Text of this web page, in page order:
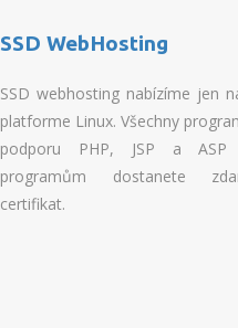
SSD WebHosting
SSD webhosting nabízíme jen
platforme Linux. Všechny
podporu PHP, JSP a
programům dostanete
certifikat.